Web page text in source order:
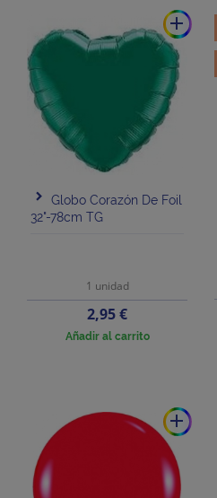
add
Globo Corazón De Foil
32"-78cm TG
1 unidad
Precio
2,95 €
Añadir al carrito
add